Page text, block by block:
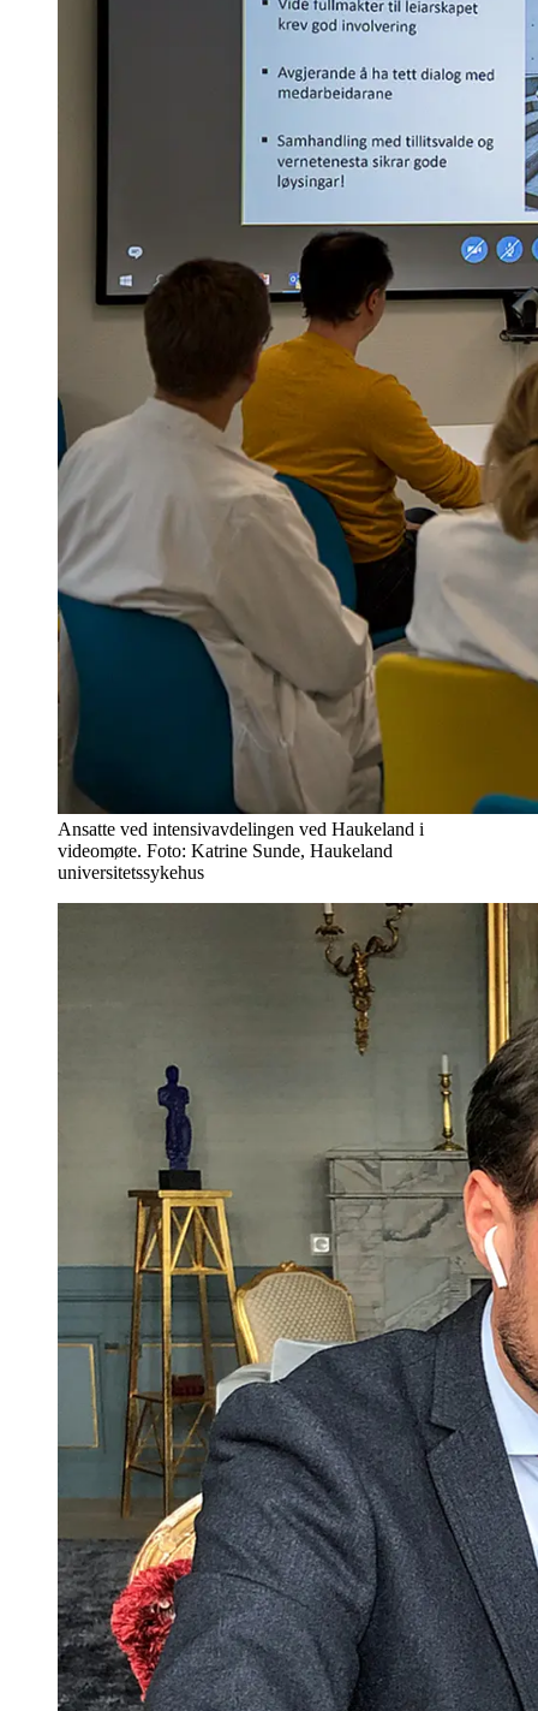
Ansatte ved intensivavdelingen ved Haukeland i
videomøte. Foto: Katrine Sunde, Haukeland
universitetssykehus